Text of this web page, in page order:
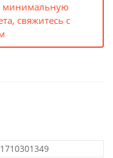
минимальную
свяжитесь с